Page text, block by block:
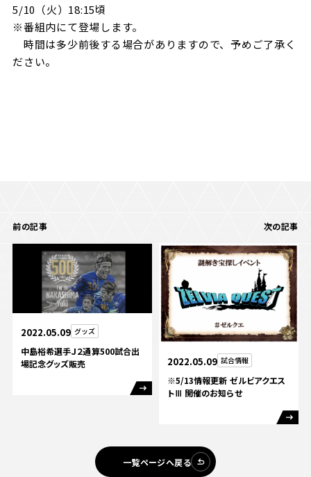
5/10（火）18:15頃
※番組内にて登場します。
時間は多少前後する場合がありますので、予めご了承く
ださい。
前の記事
2022.05.09 グッズ
中島裕希選手Ｊ２通算500試合出
場記念グッズ販売
次の記事
2022.05.09 試合情報
※5/13情報更新 ゼルビアクエス
トⅢ 開催のお知らせ
一覧ページへ戻る